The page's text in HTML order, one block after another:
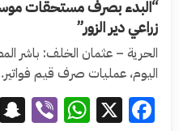
زراعي دير الزور”
الحرية – عثمان الخلف: باشر
اليوم، عمليات صرف قيم
Facebook
X